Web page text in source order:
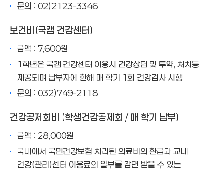
문의 : 02)2123-3346
보건비(국캠 건강센터)
금액 : 7,600원
1학년은 국캠 건강센터 이용시 건강상담 및 투약, 처치등
제공되며 납부자에 한해 매 학기 1회 건강검사 시행
문의 : 032)749-2118
건강공제회비 (학생건강공제회 / 매 학기 납부)
금액 : 28,000원
국내에서 국민건강보험 처리된 의료비의 환급과 교내
건강(관리)센터 이용료의 일부를 감면 받을 수 있는